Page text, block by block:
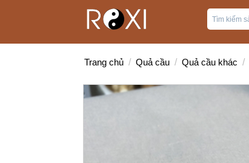
Trang chủ / Quả cầu / Quả cầu khác /